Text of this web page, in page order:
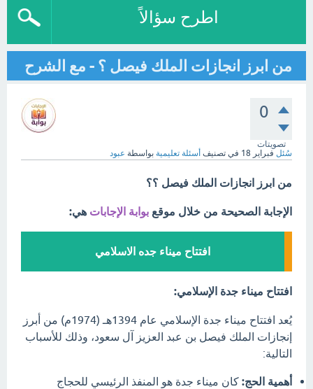
اطرح سؤالاً
من ابرز انجازات الملك فيصل ؟ - مع الشرح
0
تصويتات
سُئل فبراير 18 في تصنيف أسئلة تعليمية بواسطة عبود
من ابرز انجازات الملك فيصل ؟؟
الإجابة الصحيحة من خلال موقع بوابة الإجابات هي:
افتتاح ميناء جده الاسلامي
افتتاح ميناء جدة الإسلامي:
يُعد افتتاح ميناء جدة الإسلامي عام 1394هـ (1974م) من أبرز
إنجازات الملك فيصل بن عبد العزيز آل سعود، وذلك للأسباب
التالية:
أهمية الحج: كان ميناء جدة هو المنفذ الرئيسي للحجاج